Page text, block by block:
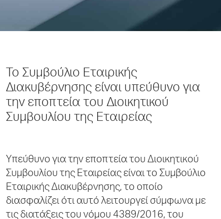
Το Συμβούλιο Εταιρικής
Διακυβέρνησης είναι υπεύθυνο για
την εποπτεία του Διοικητικού
Συμβουλίου της Εταιρείας
Υπεύθυνο για την εποπτεία του Διοικητικού
Συμβουλίου της Εταιρείας είναι το Συμβούλιο
Εταιρικής Διακυβέρνησης, το οποίο
διασφαλίζει ότι αυτό λειτουργεί σύμφωνα με
τις διατάξεις του νόμου 4389/2016, του